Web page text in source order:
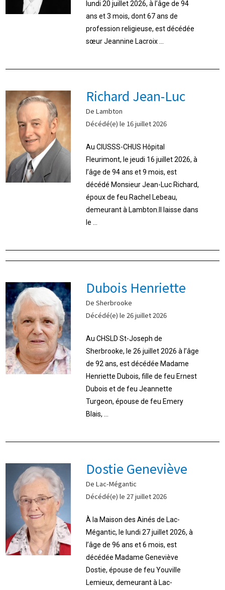
lundi 20 juillet 2026, à l’âge de 94
ans et 3 mois, dont 67 ans de
profession religieuse, est décédée
sœur Jeannine Lacroix ...
Richard Jean-Luc
De Lambton
Décédé(e) le 16 juillet 2026
Au CIUSSS-CHUS Hôpital
Fleurimont, le jeudi 16 juillet 2026, à
l’âge de 94 ans et 9 mois, est
décédé Monsieur Jean-Luc Richard,
époux de feu Rachel Lebeau,
demeurant à Lambton.Il laisse dans
le ...
Dubois Henriette
De Sherbrooke
Décédé(e) le 26 juillet 2026
Au CHSLD St-Joseph de
Sherbrooke, le 26 juillet 2026 à l’âge
de 92 ans, est décédée Madame
Henriette Dubois, fille de feu Ernest
Dubois et de feu Jeannette
Turgeon, épouse de feu Emery
Blais, ...
Dostie Geneviève
De Lac-Mégantic
Décédé(e) le 27 juillet 2026
À la Maison des Ainés de Lac-
Mégantic, le lundi 27 juillet 2026, à
l’âge de 96 ans et 6 mois, est
décédée Madame Geneviève
Dostie, épouse de feu Youville
Lemieux, demeurant à Lac-